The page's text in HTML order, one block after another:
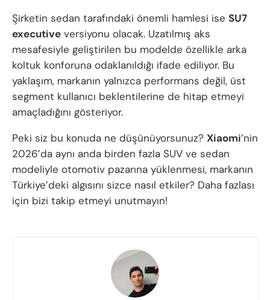
Şirketin sedan tarafındaki önemli hamlesi ise SU7
executive versiyonu olacak. Uzatılmış aks
mesafesiyle geliştirilen bu modelde özellikle arka
koltuk konforuna odaklanıldığı ifade ediliyor. Bu
yaklaşım, markanın yalnızca performans değil, üst
segment kullanıcı beklentilerine de hitap etmeyi
amaçladığını gösteriyor.
Peki siz bu konuda ne düşünüyorsunuz? Xiaomi’nin
2026’da aynı anda birden fazla SUV ve sedan
modeliyle otomotiv pazarına yüklenmesi, markanın
Türkiye’deki algısını sizce nasıl etkiler? Daha fazlası
için bizi takip etmeyi unutmayın!